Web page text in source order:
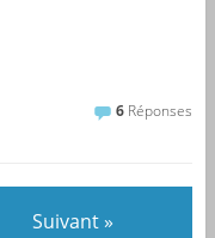
6 Réponses
Suivant »